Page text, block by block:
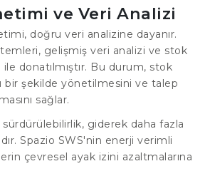
ve Veri Analizi
doğru veri analizine dayanır.
gelişmiş veri analizi ve stok
donatılmıştır. Bu durum, stok
bir şekilde yönetilmesini ve talep
sağlar.
sürdürülebilirlik, giderek daha fazla
Spazio SWS'nin enerji verimli
çevresel ayak izini azaltmalarına